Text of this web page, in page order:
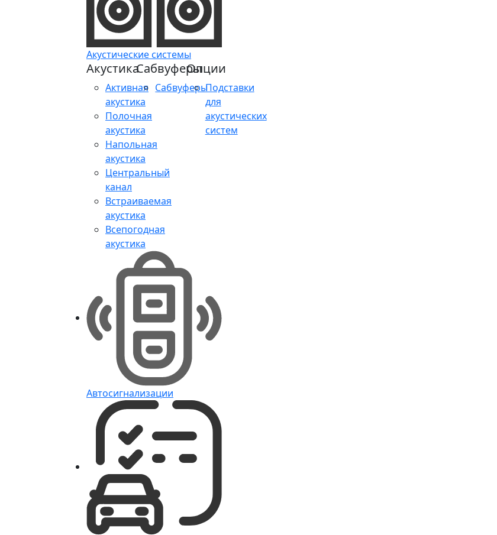
Акустические системы
Акустика
Активная
акустика
Полочная
акустика
Напольная
акустика
Центральный
канал
Встраиваемая
акустика
Всепогодная
акустика
Сабвуферы
Сабвуферы
Опции
Подставки
для
акустических
систем
Автосигнализации